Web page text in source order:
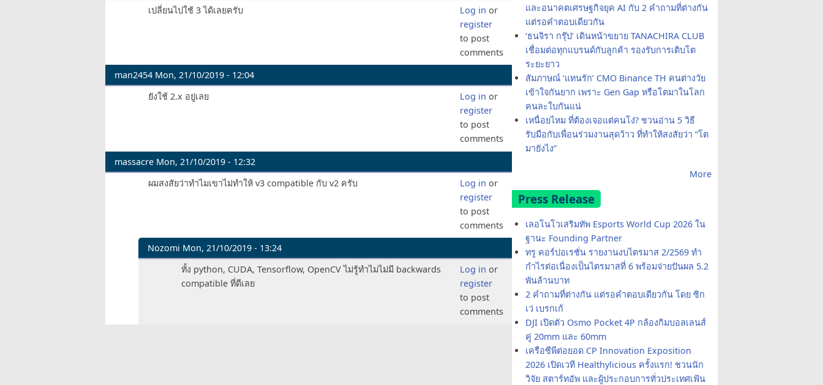
เปลี่ยนไปใช้ 3 ได้เลยครับ
Log in or
register
to post
comments
man2454 Mon, 21/10/2019 - 12:04
ยังใช้ 2.x อยู่เลย
Log in or
register
to post
comments
massacre Mon, 21/10/2019 - 12:32
ผมสงสัยว่าทำไมเขาไม่ทำให้ v3 compatible กับ v2 ครับ
Log in or
register
to post
comments
Nozomi Mon, 21/10/2019 - 13:24
In
ทั้ง python, CUDA, Tensorflow, OpenCV ไม่รู้ทำไมไม่มี backwards
compatible ที่ดีเลย
Log in or
register
to post
comments
และอนาคตเศรษฐกิจยุค AI กับ 2 คำถามที่ต่างกัน
แต่รอคำตอบเดียวกัน
‘ธนจิรา กรุ๊ป’ เดินหน้าขยาย TANACHIRA CLUB
เชื่อมต่อทุกแบรนด์กับลูกค้า รองรับการเติบโต
ระยะยาว
สัมภาษณ์ ‘แทนรัก’ CMO Binance TH คนต่างวัย
เข้าใจกันยาก เพราะ Gen Gap หรือโตมาในโลก
คนละใบกันแน่
เหนื่อยไหม ที่ต้องเจอแต่คนโง่? ชวนอ่าน 5 วิธี
รับมือกับเพื่อนร่วมงานสุดว้าว ที่ทำให้สงสัยว่า “โต
มายังไง”
More
Press Release
เลอโนโวเสริมทัพ Esports World Cup 2026 ใน
ฐานะ Founding Partner
ทรู คอร์ปอเรชั่น รายงานงบไตรมาส 2/2569 ทำ
กำไรต่อเนื่องเป็นไตรมาสที่ 6 พร้อมจ่ายปันผล 5.2
พันล้านบาท
2 คำถามที่ต่างกัน แต่รอคำตอบเดียวกัน โดย ซิก
เว่ เบรกเก้
DJI เปิดตัว Osmo Pocket 4P กล้องกิมบอลเลนส์
คู่ 20mm และ 60mm
เครือซีพีต่อยอด CP Innovation Exposition
2026 เปิดเวที Healthylicious ครั้งแรก! ชวนนัก
วิจัย สตาร์ทอัพ และผู้ประกอบการทั่วประเทศเฟ้น